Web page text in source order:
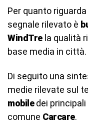
Per quanto riguarda
segnale rilevato è
WindTrela qualità
base media in città.
Di seguito una
medie rilevate sul
mobiledei principali
comune Carcare.